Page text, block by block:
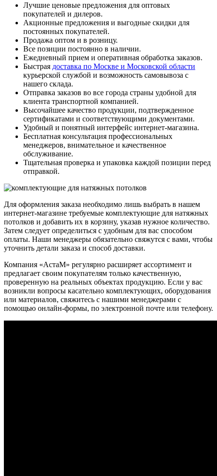
Лучшие ценовые предложения для оптовых
покупателей и дилеров.
Акционные предложения и выгодные скидки для
постоянных покупателей.
Продажа оптом и в розницу.
Все позиции постоянно в наличии.
Ежедневный прием и оперативная обработка заказов.
Быстрая доставка по Москве и Московской области
курьерской службой и возможность самовывоза с
нашего склада.
Отправка заказов во все города страны удобной для
клиента транспортной компанией.
Высочайшее качество продукции, подтвержденное
сертификатами и соответствующими документами.
Удобный и понятный интерфейс интернет-магазина.
Бесплатная консультация профессиональных
менеджеров, внимательное и качественное
обслуживание.
Тщательная проверка и упаковка каждой позиции перед
отправкой.
Для оформления заказа необходимо лишь выбрать в нашем
интернет-магазине требуемые комплектующие для натяжных
потолков и добавить их в корзину, указав нужное количество.
Затем следует определиться с удобным для вас способом
оплаты. Наши менеджеры обязательно свяжутся с вами, чтобы
уточнить детали заказа и способ доставки.
Компания «АстаМ» регулярно расширяет ассортимент и
предлагает своим покупателям только качественную,
проверенную на реальных объектах продукцию. Если у вас
возникли вопросы касательно комплектующих, оборудования
или материалов, свяжитесь с нашими менеджерами с
помощью онлайн-формы, по электронной почте или телефону.